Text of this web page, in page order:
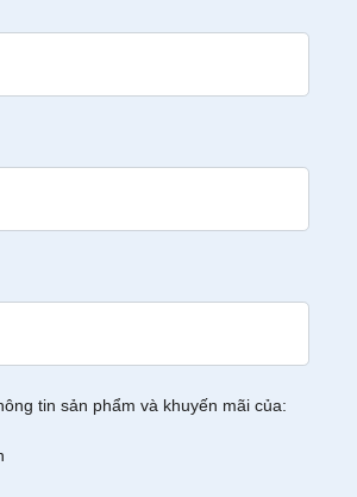
tin sản phẩm và khuyến mãi của: